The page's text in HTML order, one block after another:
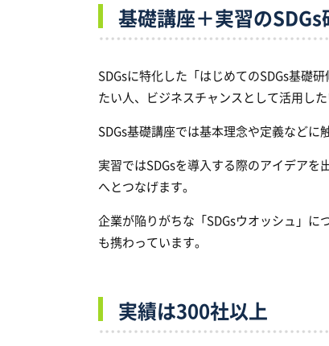
基礎講座＋実習のSDGs
SDGsに特化した「はじめてのSDGs基礎
たい人、ビジネスチャンスとして活用し
SDGs基礎講座では基本理念や定義などに
実習ではSDGsを導入する際のアイデア
へとつなげます。
企業が陥りがちな「SDGsウオッシュ」
も携わっています。
実績は300社以上